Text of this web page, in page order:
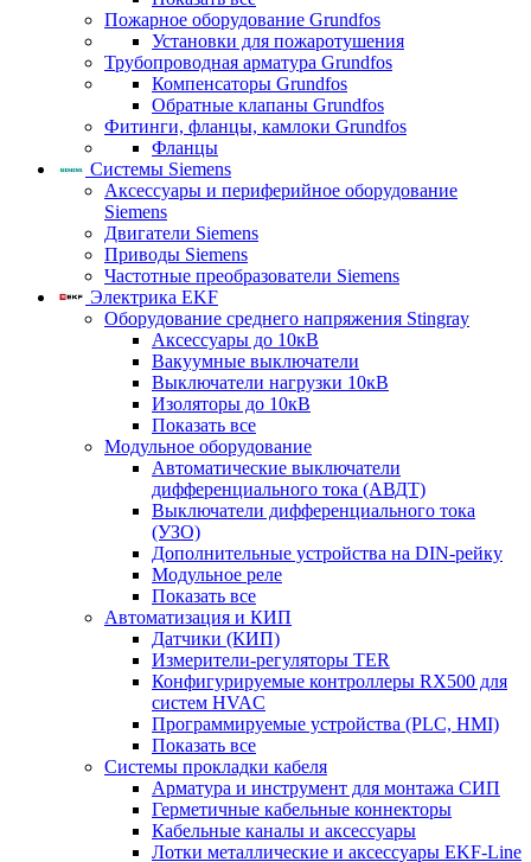
Пожарное оборудование Grundfos
Установки для пожаротушения
Трубопроводная арматура Grundfos
Компенсаторы Grundfos
Обратные клапаны Grundfos
Фитинги, фланцы, камлоки Grundfos
Фланцы
Системы Siemens
Аксессуары и периферийное оборудование
Siemens
Двигатели Siemens
Приводы Siemens
Частотные преобразователи Siemens
Электрика EKF
Оборудование среднего напряжения Stingray
Аксессуары до 10кВ
Вакуумные выключатели
Выключатели нагрузки 10кВ
Изоляторы до 10кВ
Показать все
Модульное оборудование
Автоматические выключатели
дифференциального тока (АВДТ)
Выключатели дифференциального тока
(УЗО)
Дополнительные устройства на DIN-рейку
Модульное реле
Показать все
Автоматизация и КИП
Датчики (КИП)
Измерители-регуляторы TER
Конфигурируемые контроллеры RX500 для
систем HVAC
Программируемые устройства (PLC, HMI)
Показать все
Системы прокладки кабеля
Арматура и инструмент для монтажа СИП
Герметичные кабельные коннекторы
Кабельные каналы и аксессуары
Лотки металлические и аксессуары EKF-Line